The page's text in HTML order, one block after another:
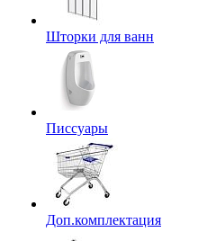
Шторки для ванн
Писсуары
Доп.комплектация